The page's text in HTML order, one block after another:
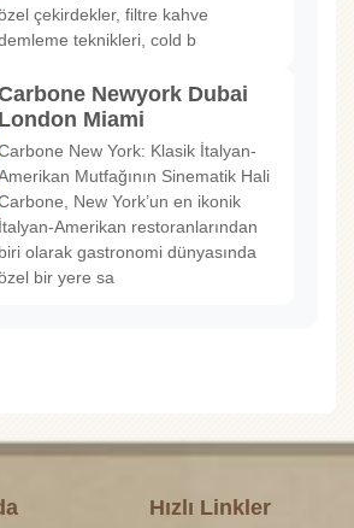
çekirdekler, filtre kahve
teknikleri, cold b
Newyork Dubai
London Miami
New York: Klasik İtalyan-
Mutfağının Sinematik Hali
New York’un en ikonik
İtalyan-Amerikan restoranlarından
biri olarak gastronomi dünyasında
bir yere sa
Hızlı Linkler